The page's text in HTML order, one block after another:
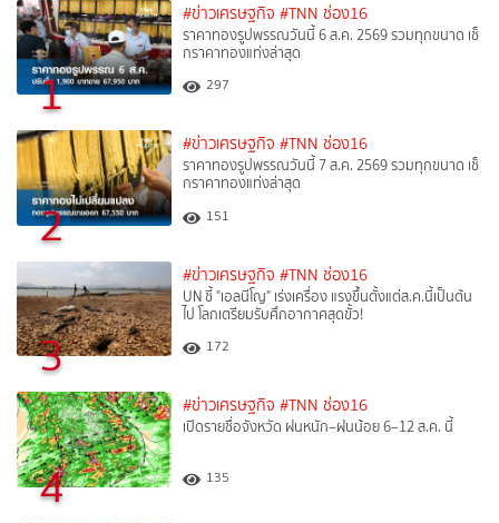
1
#ข่าวเศรษฐกิจ #TNN ช่อง16
ราคาทองรูปพรรณวันนี้ 6 ส.ค. 2569 รวมทุกขนาด เช็
กราคาทองแท่งล่าสุด
297
2
#ข่าวเศรษฐกิจ #TNN ช่อง16
ราคาทองรูปพรรณวันนี้ 7 ส.ค. 2569 รวมทุกขนาด เช็
กราคาทองแท่งล่าสุด
151
3
#ข่าวเศรษฐกิจ #TNN ช่อง16
UN ชี้ "เอลนีโญ" เร่งเครื่อง แรงขึ้นตั้งแต่ส.ค.นี้เป็นต้น
ไป โลกเตรียมรับศึกอากาศสุดขั้ว!
172
4
#ข่าวเศรษฐกิจ #TNN ช่อง16
เปิดรายชื่อจังหวัด ฝนหนัก–ฝนน้อย 6–12 ส.ค. นี้
135